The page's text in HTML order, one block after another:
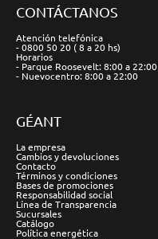
CONTÁCTANOS
Atención telefónica
- 0800 50 20 ( 8 a 20 hs)
Horarios
- Parque Roosevelt: 8:00 a 22:00
- Nuevocentro: 8:00 a 22:00
GÉANT
La empresa
Cambios y devoluciones
Contacto
Términos y condiciones
Bases de promociones
Responsabilidad social
Línea de Transparencia
Sucursales
Catálogo
Política energética